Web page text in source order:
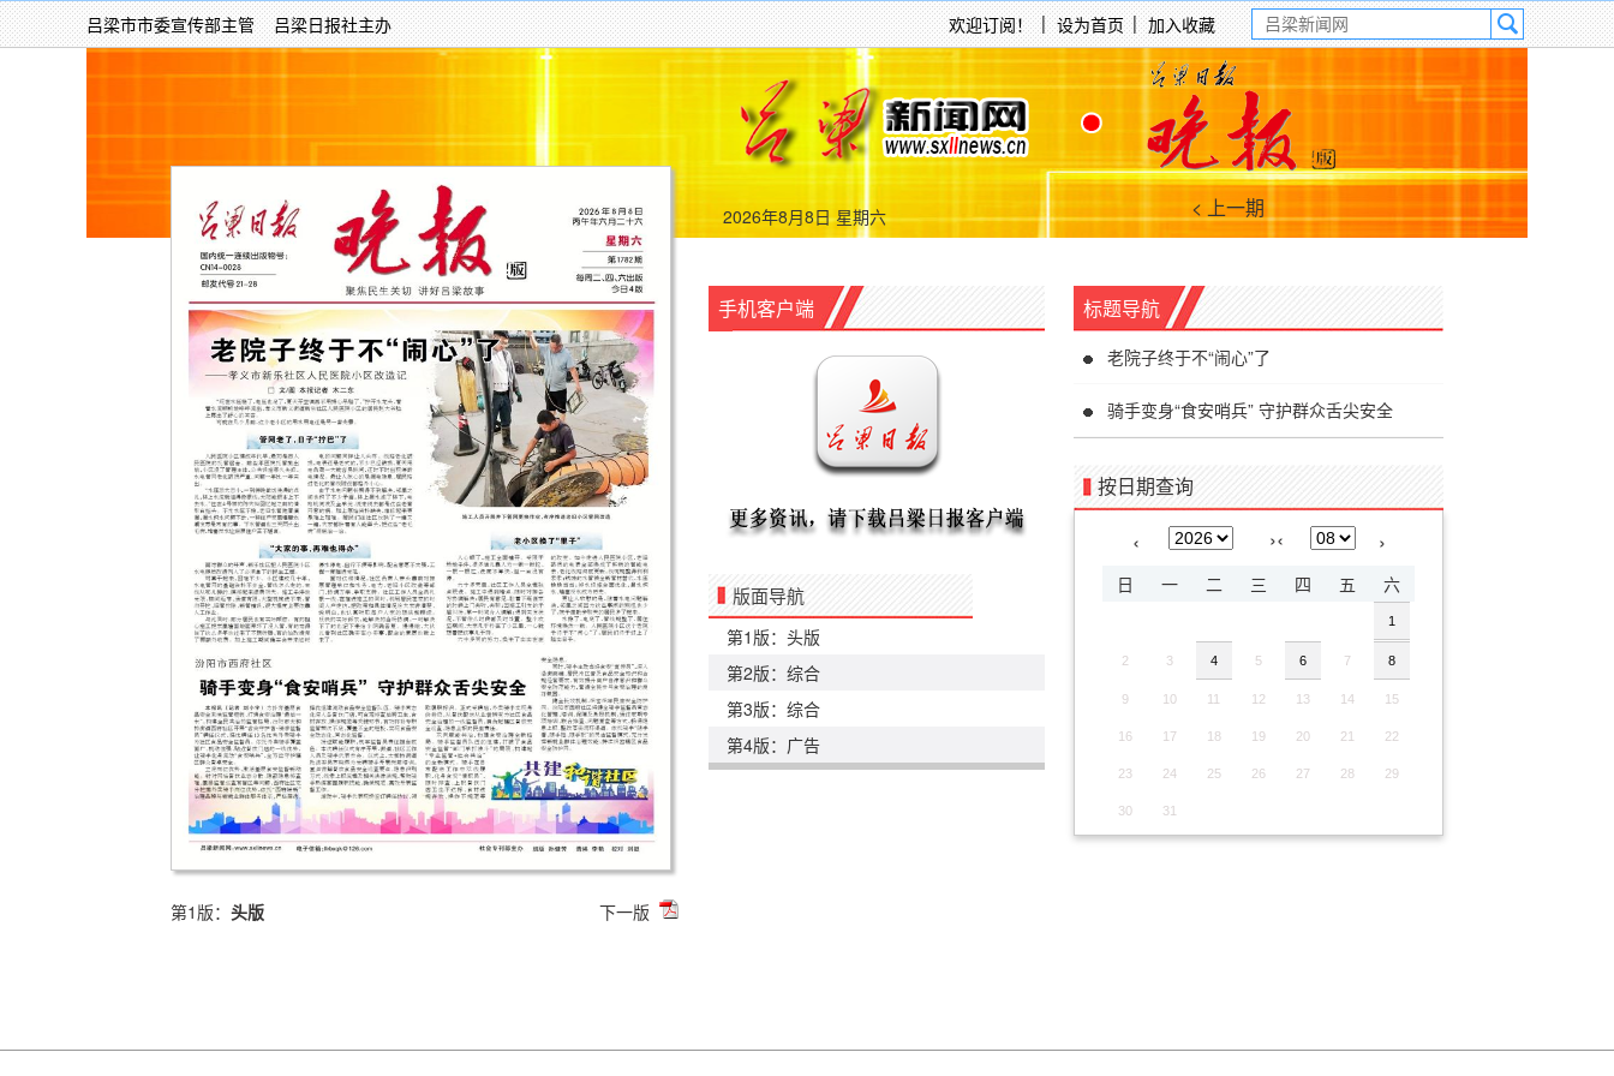
吕梁市市委宣传部主管 吕梁日报社主办 欢迎订阅！ 设为首页 加入收藏
2026年8月8日 星期六 < 上一期
第1版： 头版 下一版
手机客户端
版面导航
第1版：头版
第2版：综合
第3版：综合
第4版：广告
标题导航
老院子终于不“闹心”了
骑手变身“食安哨兵” 守护群众舌尖安全
按日期查询
‹ ›‹ ›
日 一 二 三 四 五 六
1
2 3 4 5 6 7 8
9 10 11 12 13 14 15
16 17 18 19 20 21 22
23 24 25 26 27 28 29
30 31